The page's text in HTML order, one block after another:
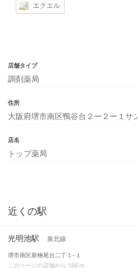
エクエル
店舗タイプ
調剤薬局
住所
大阪府堺市南区鴨谷台２ー２ー１サ
店名
トップ薬局
近くの駅
光明池駅 泉北線
堺市南区新檜尾台二丁１-１
このページの店舗から 186 m